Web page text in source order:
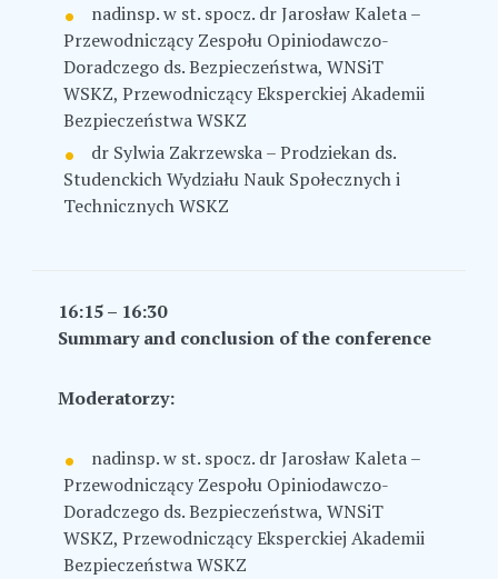
nadinsp. w st. spocz. dr Jarosław Kaleta –
Przewodniczący Zespołu Opiniodawczo-
Doradczego ds. Bezpieczeństwa, WNSiT
WSKZ, Przewodniczący Eksperckiej Akademii
Bezpieczeństwa WSKZ
dr Sylwia Zakrzewska – Prodziekan ds.
Studenckich Wydziału Nauk Społecznych i
Technicznych WSKZ
16:15 – 16:30
Summary and conclusion of the conference
Moderatorzy:
nadinsp. w st. spocz. dr Jarosław Kaleta –
Przewodniczący Zespołu Opiniodawczo-
Doradczego ds. Bezpieczeństwa, WNSiT
WSKZ, Przewodniczący Eksperckiej Akademii
Bezpieczeństwa WSKZ